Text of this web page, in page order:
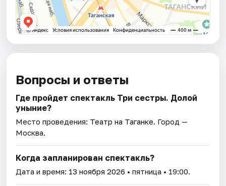
Вопросы и ответы
Где пройдет спектакль Три сестры. Долой
уныние?
Место проведения: Театр на Таганке. Город —
Москва.
Когда запланирован спектакль?
Дата и время: 13 ноября 2026 • пятница • 19:00.